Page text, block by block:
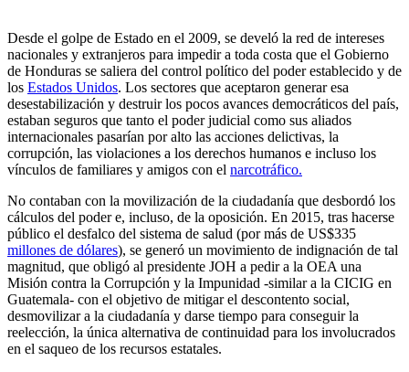
Desde el golpe de Estado en el 2009, se develó la red de intereses
nacionales y extranjeros para impedir a toda costa que el Gobierno
de Honduras se saliera del control político del poder establecido y de
los Estados Unidos. Los sectores que aceptaron generar esa
desestabilización y destruir los pocos avances democráticos del país,
estaban seguros que tanto el poder judicial como sus aliados
internacionales pasarían por alto las acciones delictivas, la
corrupción, las violaciones a los derechos humanos e incluso los
vínculos de familiares y amigos con el narcotráfico.
No contaban con la movilización de la ciudadanía que desbordó los
cálculos del poder e, incluso, de la oposición. En 2015, tras hacerse
público el desfalco del sistema de salud (por más de US$335
millones de dólares), se generó un movimiento de indignación de tal
magnitud, que obligó al presidente JOH a pedir a la OEA una
Misión contra la Corrupción y la Impunidad -similar a la CICIG en
Guatemala- con el objetivo de mitigar el descontento social,
desmovilizar a la ciudadanía y darse tiempo para conseguir la
reelección, la única alternativa de continuidad para los involucrados
en el saqueo de los recursos estatales.